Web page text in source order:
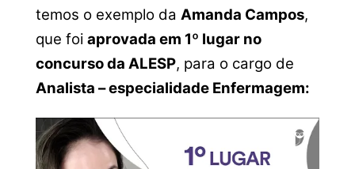
temos o exemplo da Amanda Campos,
que foi aprovada em 1º lugar no
concurso da ALESP, para o cargo de
Analista – especialidade Enfermagem: